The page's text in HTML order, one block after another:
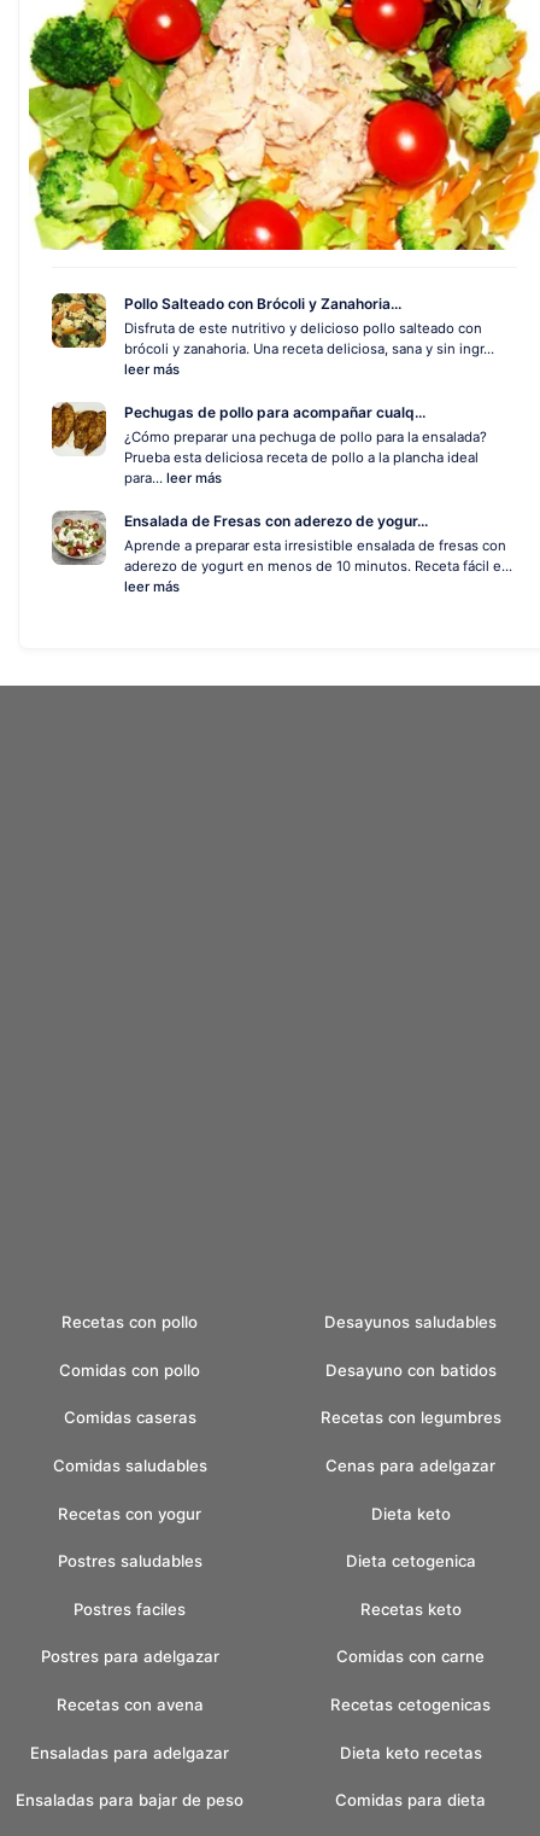
Pollo Salteado con Brócoli y Zanahoria...
Disfruta de este nutritivo y delicioso pollo salteado con
brócoli y zanahoria. Una receta deliciosa, sana y sin ingr...
leer más
Pechugas de pollo para acompañar cualq...
¿Cómo preparar una pechuga de pollo para la ensalada?
Prueba esta deliciosa receta de pollo a la plancha ideal
para... leer más
Ensalada de Fresas con aderezo de yogur...
Aprende a preparar esta irresistible ensalada de fresas con
aderezo de yogurt en menos de 10 minutos. Receta fácil e...
leer más
Recetas con pollo
Comidas con pollo
Comidas caseras
Comidas saludables
Recetas con yogur
Postres saludables
Postres faciles
Postres para adelgazar
Recetas con avena
Ensaladas para adelgazar
Ensaladas para bajar de peso
Desayunos saludables
Desayuno con batidos
Recetas con legumbres
Cenas para adelgazar
Dieta keto
Dieta cetogenica
Recetas keto
Comidas con carne
Recetas cetogenicas
Dieta keto recetas
Comidas para dieta